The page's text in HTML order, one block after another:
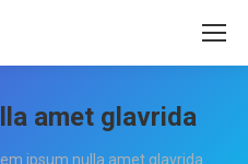
amet glavrida
ipsum nulla amet glavrida